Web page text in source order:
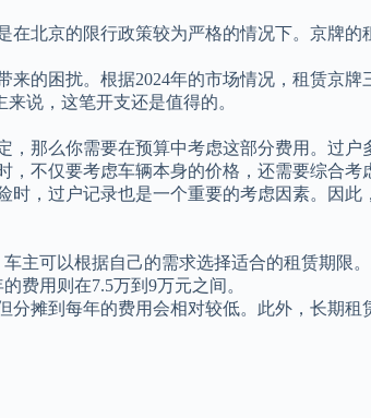
北京的限行政策较为严格的情况下。京牌
的困扰。根据2024年的市场情况，租赁京
说，这笔开支还是值得的。
那么你需要在预算中考虑这部分费用。过户
不仅要考虑车辆本身的价格，还需要综合考
，过户记录也是一个重要的考虑因素。因
主可以根据自己的需求选择适合的租赁期限
费用则在7.5万到9万元之间。
摊到每年的费用会相对较低。此外，长期